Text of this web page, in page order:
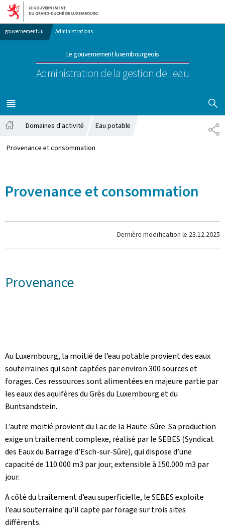
Aller au menu principal
Aller au contenu
gouvernement.lu Administrations
Le gouvernement luxembourgeois
Administration de la gestion de l'eau
MENU
PRINCIPAL
Domaines d'activité Eau potable
Provenance et consommation
Provenance et consommation
Dernière modification le 23.12.2025
Provenance
Au Luxembourg, la moitié de l’eau potable provient des eaux
souterraines qui sont captées par environ 300 sources et
forages. Ces ressources sont alimentées en majeure partie par
les eaux des aquifères du Grès du Luxembourg et du
Buntsandstein.
L’autre moitié provient du Lac de la Haute-Sûre. Sa production
exige un traitement complexe, réalisé par le SEBES (Syndicat
des Eaux du Barrage d’Esch-sur-Sûre), qui dispose d’une
capacité de 110.000 m3 par jour, extensible à 150.000 m3 par
jour.
A côté du traitement d’eau superficielle, le SEBES exploite
l’eau souterraine qu’il capte par forage sur trois sites
différents.